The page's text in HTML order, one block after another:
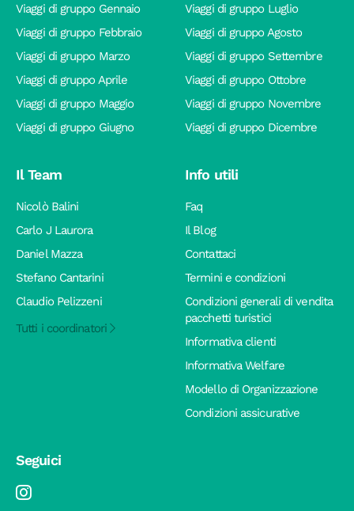
Viaggi di gruppo Gennaio
Viaggi di gruppo Febbraio
Viaggi di gruppo Marzo
Viaggi di gruppo Aprile
Viaggi di gruppo Maggio
Viaggi di gruppo Giugno
Viaggi di gruppo Luglio
Viaggi di gruppo Agosto
Viaggi di gruppo Settembre
Viaggi di gruppo Ottobre
Viaggi di gruppo Novembre
Viaggi di gruppo Dicembre
Il Team
Nicolò Balini
Carlo J Laurora
Daniel Mazza
Stefano Cantarini
Claudio Pelizzeni
Tutti i coordinatori
Info utili
Faq
Il Blog
Contattaci
Termini e condizioni
Condizioni generali di vendita
pacchetti turistici
Informativa clienti
Informativa Welfare
Modello di Organizzazione
Condizioni assicurative
Seguici